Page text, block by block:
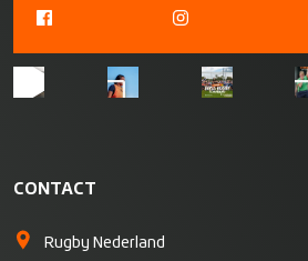
CONTACT
Rugby Nederland